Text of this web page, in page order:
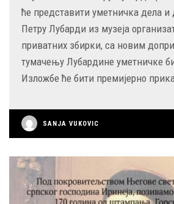
ће представити уметничка дела и
Петру Лубарди из музеја
приватних збирки, са новим
тумачењу Лубардине уметничке
Изложбе ће бити премијерно
SANJA VUKOVIC